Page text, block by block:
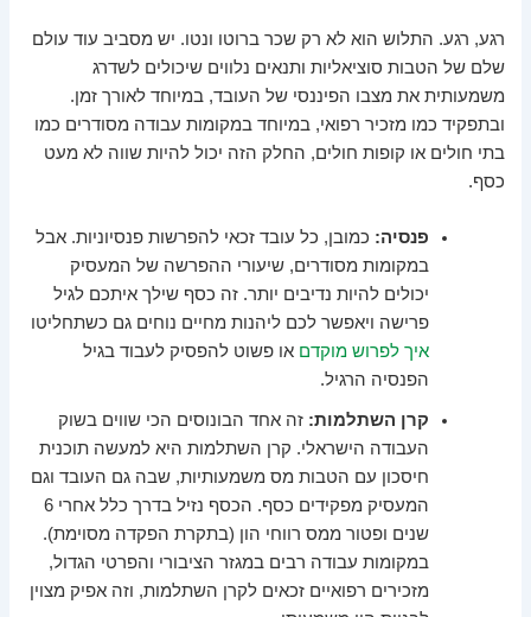
רגע, רגע. התלוש הוא לא רק שכר ברוטו ונטו. יש מסביב עוד עולם
שלם של הטבות סוציאליות ותנאים נלווים שיכולים לשדרג
משמעותית את מצבו הפיננסי של העובד, במיוחד לאורך זמן.
ובתפקיד כמו מזכיר רפואי, במיוחד במקומות עבודה מסודרים כמו
בתי חולים או קופות חולים, החלק הזה יכול להיות שווה לא מעט
כסף.
פנסיה: כמובן, כל עובד זכאי להפרשות פנסיוניות. אבל
במקומות מסודרים, שיעורי ההפרשה של המעסיק
יכולים להיות נדיבים יותר. זה כסף שילך איתכם לגיל
פרישה ויאפשר לכם ליהנות מחיים נוחים גם כשתחליטו
איך לפרוש מוקדם או פשוט להפסיק לעבוד בגיל
הפנסיה הרגיל.
קרן השתלמות: זה אחד הבונוסים הכי שווים בשוק
העבודה הישראלי. קרן השתלמות היא למעשה תוכנית
חיסכון עם הטבות מס משמעותיות, שבה גם העובד וגם
המעסיק מפקידים כסף. הכסף נזיל בדרך כלל אחרי 6
שנים ופטור ממס רווחי הון (בתקרת הפקדה מסוימת).
במקומות עבודה רבים במגזר הציבורי והפרטי הגדול,
מזכירים רפואיים זכאים לקרן השתלמות, וזה אפיק מצוין